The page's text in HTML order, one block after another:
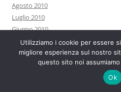
Agosto 2010
Luglio 2010
Giugno 2010
Maggio 2010
Aprile 2010
Marzo 2010
Utilizziamo i cookie per essere
migliore esperienza sul nostro
questo sito noi
Ok